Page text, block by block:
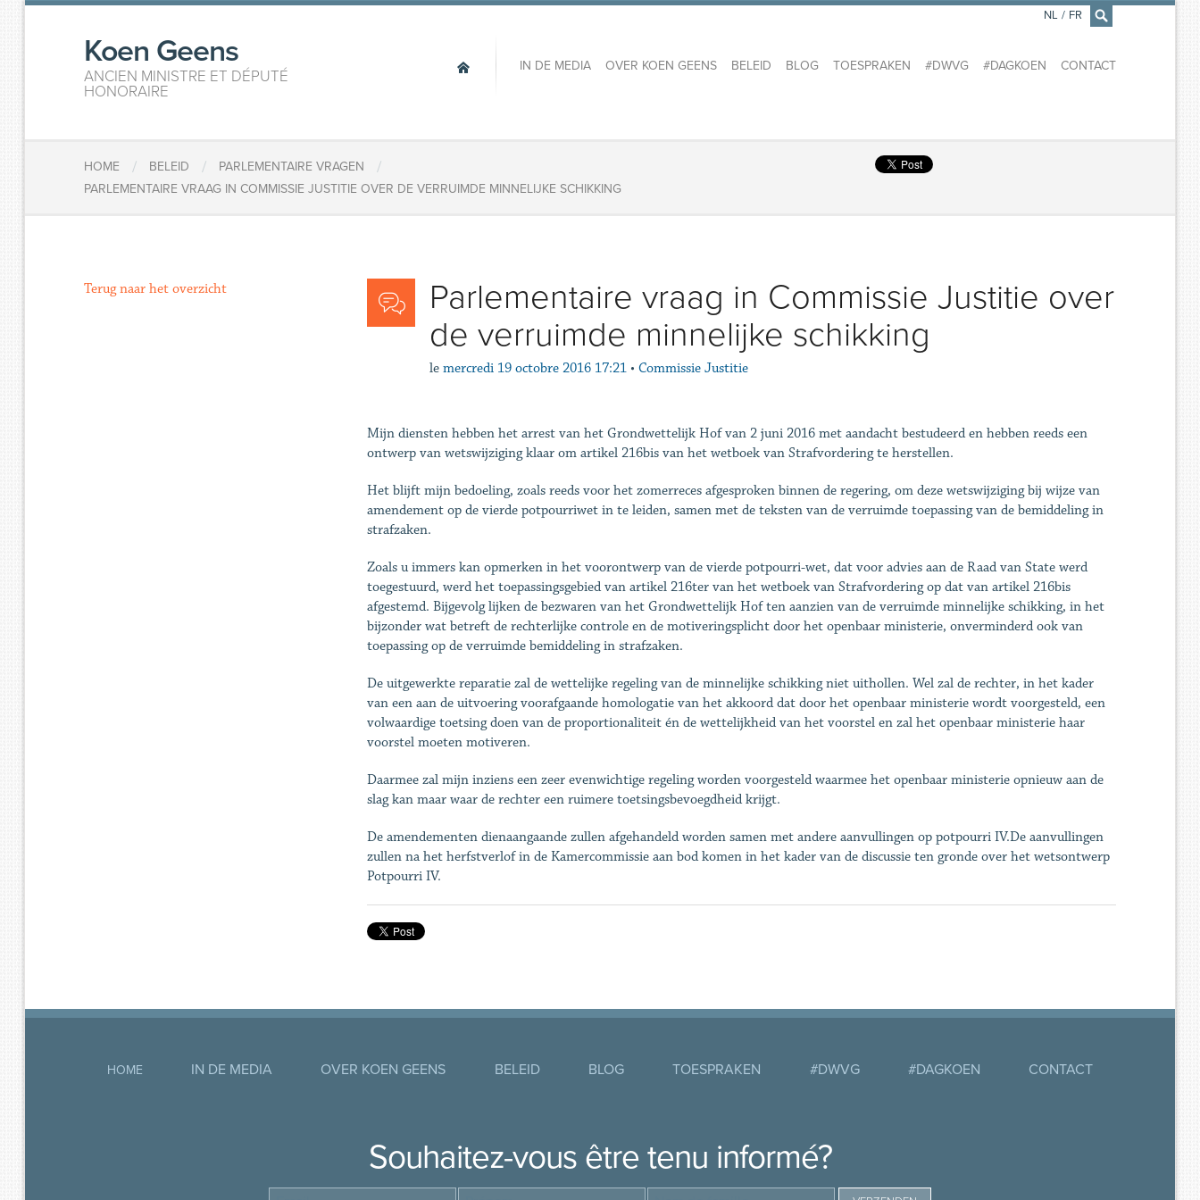
×
Koen Geens
ANCIEN MINISTRE ET DÉPUTÉ
HONORAIRE
IN DE MEDIA OVER KOEN GEENS BELEID BLOG TOESPRAKEN #DWVG #DAGKOEN CONTACT
NL / FR
HOME / BELEID / PARLEMENTAIRE VRAGEN /
PARLEMENTAIRE VRAAG IN COMMISSIE JUSTITIE OVER DE VERRUIMDE MINNELIJKE SCHIKKING
Parlementaire vraag in Commissie Justitie over
de verruimde minnelijke schikking
le mercredi 19 octobre 2016 17:21 • Commissie Justitie
Mijn diensten hebben het arrest van het Grondwettelijk Hof van 2 juni 2016 met aandacht bestudeerd en hebben reeds een
ontwerp van wetswijziging klaar om artikel 216bis van het wetboek van Strafvordering te herstellen.
Het blijft mijn bedoeling, zoals reeds voor het zomerreces afgesproken binnen de regering, om deze wetswijziging bij wijze van
amendement op de vierde potpourriwet in te leiden, samen met de teksten van de verruimde toepassing van de bemiddeling in
strafzaken.
Zoals u immers kan opmerken in het voorontwerp van de vierde potpourri-wet, dat voor advies aan de Raad van State werd
toegestuurd, werd het toepassingsgebied van artikel 216ter van het wetboek van Strafvordering op dat van artikel 216bis
afgestemd. Bijgevolg lijken de bezwaren van het Grondwettelijk Hof ten aanzien van de verruimde minnelijke schikking, in het
bijzonder wat betreft de rechterlijke controle en de motiveringsplicht door het openbaar ministerie, onverminderd ook van
toepassing op de verruimde bemiddeling in strafzaken.
De uitgewerkte reparatie zal de wettelijke regeling van de minnelijke schikking niet uithollen. Wel zal de rechter, in het kader
van een aan de uitvoering voorafgaande homologatie van het akkoord dat door het openbaar ministerie wordt voorgesteld, een
volwaardige toetsing doen van de proportionaliteit én de wettelijkheid van het voorstel en zal het openbaar ministerie haar
voorstel moeten motiveren.
Daarmee zal mijn inziens een zeer evenwichtige regeling worden voorgesteld waarmee het openbaar ministerie opnieuw aan de
slag kan maar waar de rechter een ruimere toetsingsbevoegdheid krijgt.
De amendementen dienaangaande zullen afgehandeld worden samen met andere aanvullingen op potpourri IV.De aanvullingen
zullen na het herfstverlof in de Kamercommissie aan bod komen in het kader van de discussie ten gronde over het wetsontwerp
Potpourri IV.
Terug naar het overzicht
HOME IN DE MEDIA OVER KOEN GEENS BELEID BLOG TOESPRAKEN #DWVG #DAGKOEN CONTACT
Souhaitez-vous être tenu informé?